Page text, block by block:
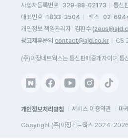
사업자등록번호 329-88-02173 통신
대표번호 1833-3504 팩스 02-
개인정보 책임관리자 김환수 (
광고제휴문의 contact@ajd.co.kr CS
(주)아정네트웍스는 통신판매중개자이며
개인정보처리방침 서비스 이용약관 마
Copyright (주)아정네트웍스 2024-